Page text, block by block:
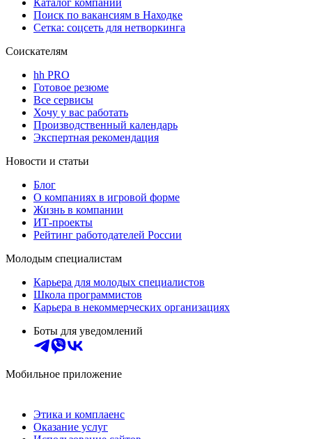
Поиск по вакансиям в Находке
Сетка: соцсеть для нетворкинга
Соискателям
hh PRO
Готовое резюме
Все сервисы
Хочу у вас работать
Производственный календарь
Экспертная рекомендация
Новости и статьи
Блог
О компаниях в игровой форме
Жизнь в компании
ИТ-проекты
Рейтинг работодателей России
Молодым специалистам
Карьера для молодых специалистов
Школа программистов
Карьера в некоммерческих организациях
Боты для уведомлений
Мобильное приложение
Этика и комплаенс
Оказание услуг